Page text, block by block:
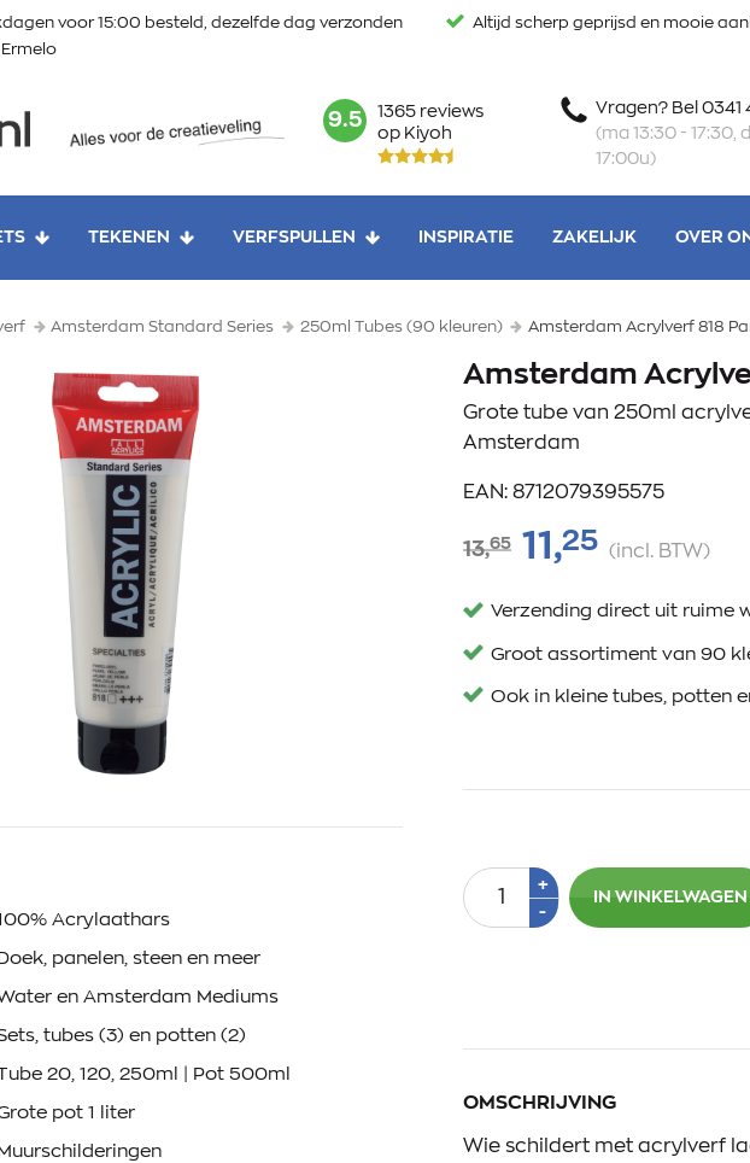
voor 15:00 besteld, dezelfde dag verzonden
Altijd scherp geprijsd en mooie
mark:
9.5
1365 reviews
op Kiyoh
Vragen? Bel 0341
(ma 13:30 - 17:30,
17:00u)
TEKENEN VERFSPULLEN INSPIRATIE ZAKELIJK
OVER
Amsterdam Standard Series 250ml Tubes (90 kleuren) Amsterdam Acrylverf 818
Acrylaathars
Doek, panelen, steen en meer
en Amsterdam Mediums
tubes (3) en potten (2)
20, 120, 250ml | Pot 500ml
pot 1 liter
Muurschilderingen
Amsterdam
Grote tube van 250ml
Amsterdam
EAN: 8712079395575
13,65 11,25 (incl. BTW)
Verzending direct uit ruime
Groot assortiment van 90
Ook in kleine tubes, potten
Aantal +Plus
1
-Min
IN WINKELWAGEN
OMSCHRIJVING
Wie schildert met acrylverf